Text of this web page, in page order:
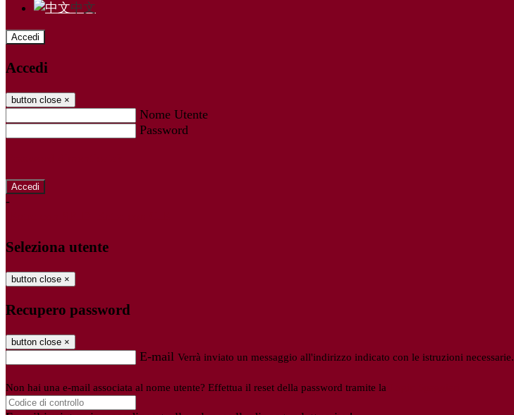
中文
Accedi
Accedi
button close ×
Nome Utente
Password
-
Seleziona utente
button close ×
Recupero password
button close ×
E-mail Verrà inviato un messaggio all'indirizzo indicato con le istruzioni necessarie.
Non hai una e-mail associata al nome utente? Effettua il reset della password tramite la